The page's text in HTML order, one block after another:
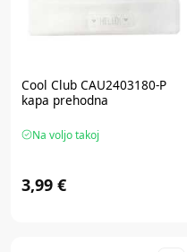
Cool Club CAU2403180-P
kapa prehodna
Na voljo takoj
3,99 €